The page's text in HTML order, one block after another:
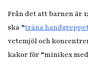
Från det att barnen är
ska ”träna handgreppet
vetemjöl och
kakor för ”minikex